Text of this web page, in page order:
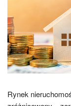
Rynek